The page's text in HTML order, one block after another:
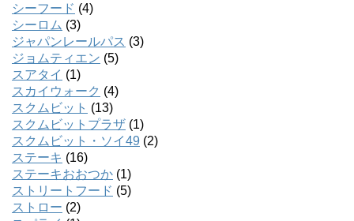
シーフード (4)
シーロム (3)
ジャパンレールパス (3)
ジョムティエン (5)
スアタイ (1)
スカイウォーク (4)
スクムビット (13)
スクムビットプラザ (1)
スクムビット・ソイ49 (2)
ステーキ (16)
ステーキおおつか (1)
ストリートフード (5)
ストロー (2)